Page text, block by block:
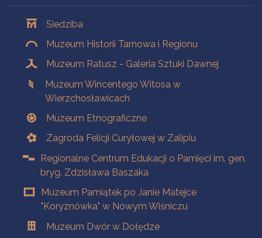
Siedziba
Muzeum Historii Tarnowa i Regionu
Muzeum Ratusz - Galeria Sztuki Dawnej
Muzeum Wincentego Witosa w
Wierzchosławicach
Muzeum Etnograficzne
Zagroda Felicji Curyłowej w Zalipiu
Regionalne Centrum Edukacji o Pamięci im. gen.
bryg. Zdzisława Baszaka
Muzeum Pamiątek po Janie Matejce
"Koryznówka" w Nowym Wiśniczu
Muzeum Dwór w Dołędze